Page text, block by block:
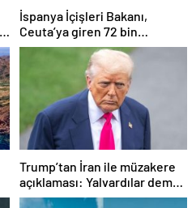
İspanya İçişleri Bakanı,
Ceuta’ya giren 72 bin
göçmenden 70 bininin geri
döndüğünü açıkladı.
Trump’tan İran ile müzakere
açıklaması: Yalvardılar demek
istemiyorum